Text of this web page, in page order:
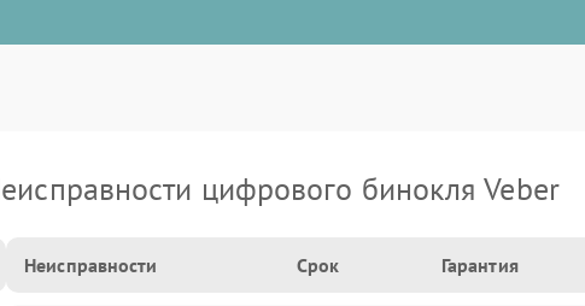
цифрового бинокля Veber
Неисправности Срок Гарантия